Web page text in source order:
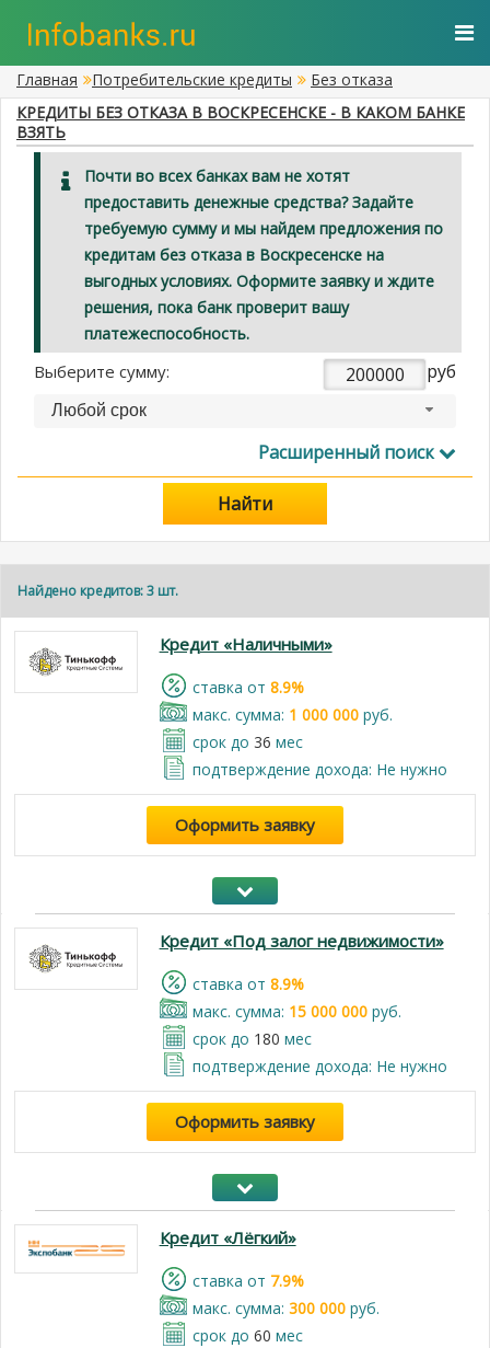
Главная Потребительские кредиты
Без отказа
КРЕДИТЫ БЕЗ ОТКАЗА В ВОСКРЕСЕНСКЕ - В КАКОМ БАНКЕ
ВЗЯТЬ
Почти во всех банках вам не хотят
предоставить денежные средства? Задайте
требуемую сумму и мы найдем предложения по
кредитам без отказа в Воскресенске на
выгодных условиях. Оформите заявку и ждите
решения, пока банк проверит вашу
платежеспособность.
Выберите сумму: руб
Любой срок
Расширенный поиск
Найти
Найдено кредитов: 3 шт.
Кредит «Наличными»
cтавка от 8.9%
макс. сумма: 1 000 000руб.
срок до 36 мес
подтверждение дохода: Не нужно
Оформить заявку
Кредит «Под залог недвижимости»
cтавка от 8.9%
макс. сумма: 15 000 000руб.
срок до 180 мес
подтверждение дохода: Не нужно
Оформить заявку
Кредит «Лёгкий»
cтавка от 7.9%
макс. сумма: 300 000руб.
срок до 60 мес